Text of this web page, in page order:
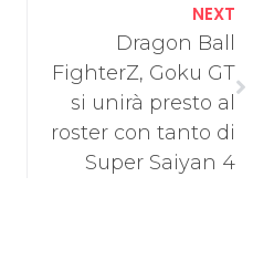
NEXT
Dragon Ball
FighterZ, Goku GT
si unirà presto al
roster con tanto di
Super Saiyan 4